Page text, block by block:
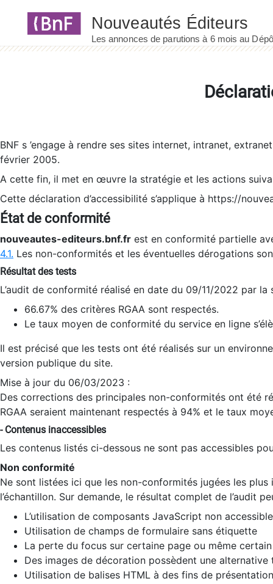
BNF s ’engage à rendre ses sites internet, intranet,
février 2005.
A cette fin, il met en œuvre la stratégie et les actions
Cette déclaration d’accessibilité s’applique à https://
État de conformité
nouveautes-editeurs.bnf.fr est en conformité partielle
4.1. Les non-conformités et les éventuelles dérogations
Résultat des tests
L’audit de conformité réalisé en date du 09/11/2022 par
66.67% des critères RGAA sont respectés.
Le taux moyen de conformité du service en ligne
Il est précisé que les tests ont été réalisés sur un
version publique du site.
Mise à jour du 06/03/2023 :
Des corrections des principales non-conformités ont été
RGAA seraient maintenant respectés à 94% et le taux
- Contenus inaccessibles
Les contenus listés ci-dessous ne sont pas accessibles
Non conformité
Ne sont listées ici que les non-conformités jugées les
l’échantillon. Sur demande, le résultat complet de l’audit
L’utilisation de composants JavaScript non
Utilisation de champs de formulaire sans étiquette
La perte du focus sur certaine page ou même
Des images de décoration possèdent une alternative
Utilisation de balises HTML à des fins de